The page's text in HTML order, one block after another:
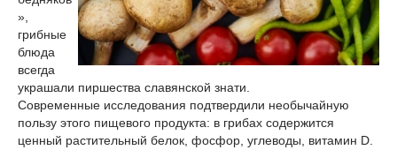
»,
грибные
блюда
всегда
украшали пиршества славянской знати.
Современные исследования подтвердили необычайную
пользу этого пищевого продукта: в грибах содержится
ценный растительный белок, фосфор, углеводы, витамин D.